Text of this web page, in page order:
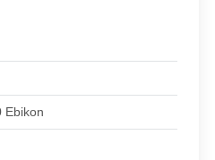
Ebikon